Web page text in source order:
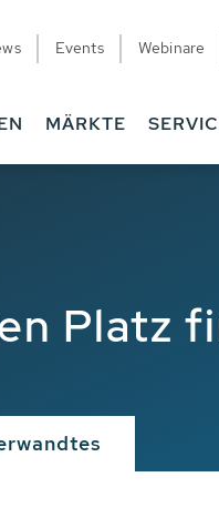
Events Webinare
MÄRKTE
Platz